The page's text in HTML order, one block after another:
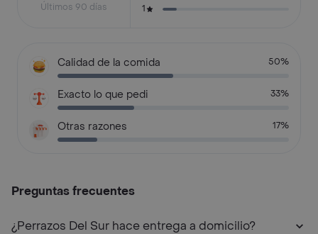
Últimos 90 días
1
Calidad de la comida 50%
Exacto lo que pedi 33%
Otras razones 17%
Preguntas frecuentes
¿Perrazos Del Sur hace entrega a domicilio?